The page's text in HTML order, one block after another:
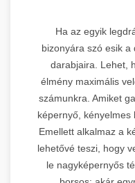
Ha az egyik
bizonyára szó esik
darabjaira. Lehet,
élmény maximális
számunkra. Amiket
képernyő, kényelmes
Emellett alkalmaz a
lehetővé teszi, hogy
le nagyképernyős